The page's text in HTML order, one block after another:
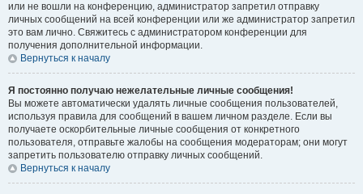
или не вошли на конференцию, администратор запретил отправку
личных сообщений на всей конференции или же администратор запретил
это вам лично. Свяжитесь с администратором конференции для
получения дополнительной информации.
Вернуться к началу
Я постоянно получаю нежелательные личные сообщения!
Вы можете автоматически удалять личные сообщения пользователей,
используя правила для сообщений в вашем личном разделе. Если вы
получаете оскорбительные личные сообщения от конкретного
пользователя, отправьте жалобы на сообщения модераторам; они могут
запретить пользователю отправку личных сообщений.
Вернуться к началу